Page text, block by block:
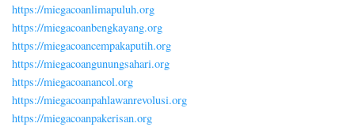
https://miegacoanlimapuluh.org
https://miegacoanbengkayang.org
https://miegacoancempakaputih.org
https://miegacoangunungsahari.org
https://miegacoanancol.org
https://miegacoanpahlawanrevolusi.org
https://miegacoanpakerisan.org